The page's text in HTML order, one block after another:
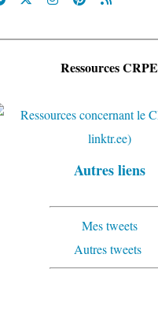
Ressources CRPE
Autres liens
Mes tweets
Autres tweets